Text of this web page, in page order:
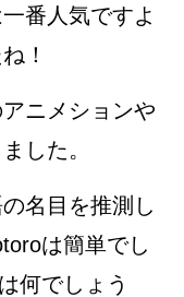
番人気ですよ
！
ニメションや
した。
名目を推測し
は簡単でし
何でしょう